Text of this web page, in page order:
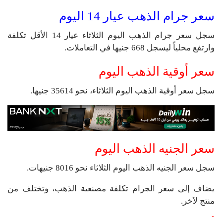
سعر جرام الذهب عيار 14 اليوم
سجل سعر جرام الذهب اليوم الثلاثاء عيار 14 الأقل تكلفة
وارتفع محلياً ليسجل 668 جنيها في التعاملات.
سعر أوقية الذهب اليوم
سجل سعر أوقية الذهب اليوم الثلاثاء، نحو 35614 جنيها.
سعر الجنيه الذهب اليوم
سجل سعر الجنيه الذهب اليوم الثلاثاء نحو 8016 جنيهات.
يضاف إلى سعر الجرام تكلفة مصنعية الذهب، وتختلف من
منتج لآخر.